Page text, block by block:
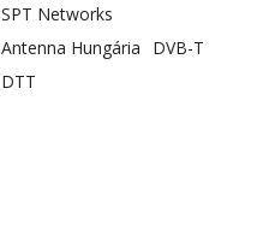
SPT Networks
Antenna Hungária
DVB-T
DTT